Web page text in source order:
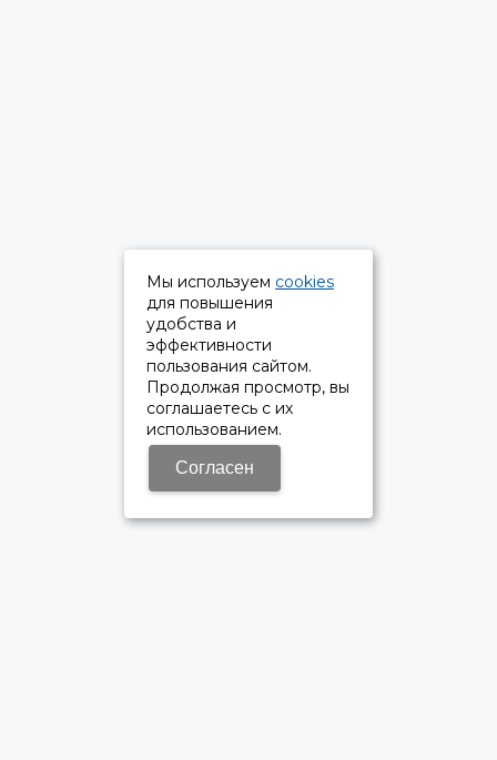
Мы используем cookies
для повышения
удобства и
эффективности
пользования сайтом.
Продолжая просмотр, вы
соглашаетесь с их
использованием.
Согласен